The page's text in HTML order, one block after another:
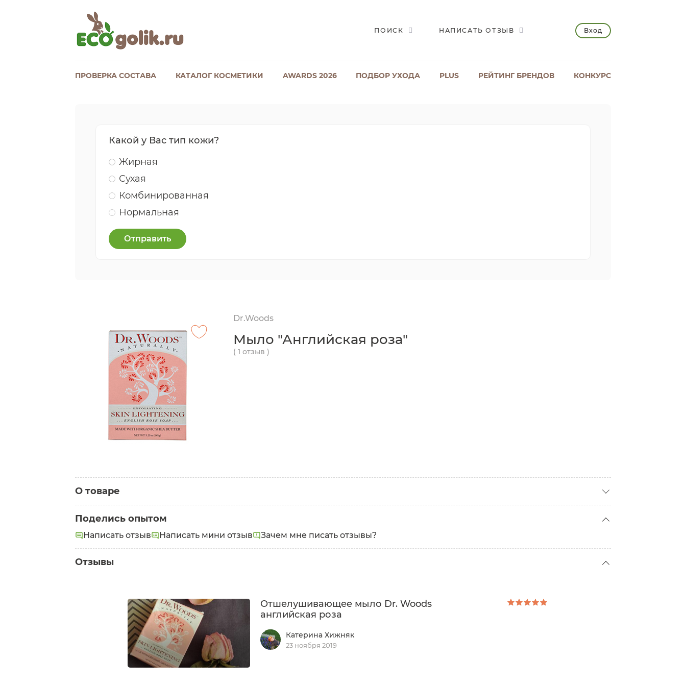
ПОИСК НАПИСАТЬ ОТЗЫВ Вход
ПРОВЕРКА СОСТАВА КАТАЛОГ КОСМЕТИКИ AWARDS 2026 ПОДБОР УХОДА PLUS РЕЙТИНГ БРЕНДОВ КОНКУРС
Какой у Вас тип кожи?
Жирная
Сухая
Комбинированная
Нормальная
Отправить
Dr.Woods
Мыло "Английская роза"
( 1 отзыв )
О товаре
Поделись опытом
Написать отзыв Написать мини отзыв Зачем мне писать отзывы?
Отзывы
Отшелушивающее мыло Dr. Woods
английская роза
Катерина Хижняк
23 ноября 2019